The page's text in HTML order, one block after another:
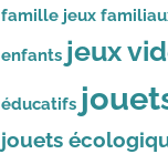
famille jeux
enfants jeux
éducatifs
jouets